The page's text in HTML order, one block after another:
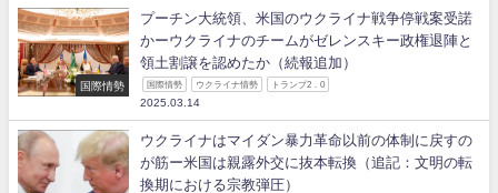
国際情勢
プーチン大統領、米国のウクライナ戦争停戦案受諾
かーウクライナのチームがゼレンスキー政権退陣と
領土割譲を認めたか（続報追加）
国際情勢 ウクライナ情勢 トランプ2．0
2025.03.14
ウクライナはマイダン暴力革命以前の体制に戻すの
が筋ー米国は親露外交に抜本転換（追記：文明の転
換期における宗教弾圧）